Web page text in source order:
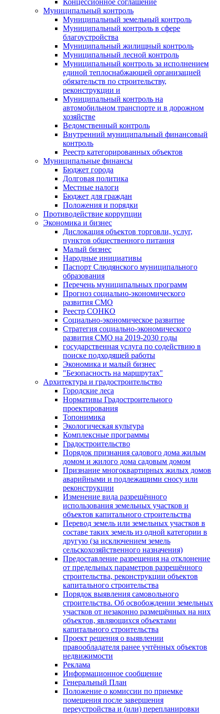
Концессионное соглашение
Муниципальный контроль
Муниципальный земельный контроль
Муниципальный контроль в сфере
благоустройства
Муниципальный жилищный контроль
Муниципальный лесной контроль
Муниципальный контроль за исполнением
единой теплоснабжающей организацией
обязательств по строительству,
реконструкции и
Муниципальный контроль на
автомобильном транспорте и в дорожном
хозяйстве
Ведомственный контроль
Внутренний муниципальный финансовый
контроль
Реестр категорированных объектов
Муниципальные финансы
Бюджет города
Долговая политика
Местные налоги
Бюджет для граждан
Положения и порядки
Противодействие коррупции
Экономика и бизнес
Дислокация объектов торговли, услуг,
пунктов общественного питания
Малый бизнес
Народные инициативы
Паспорт Слюдянского муниципального
образования
Перечень муниципальных программ
Прогноз социально-экономического
развития СМО
Реестр СОНКО
Социально-экономическое развитие
Стратегия социально-экономического
развития СМО на 2019-2030 годы
государственная услуга по содействию в
поиске подходящей работы
Экономика и малый бизнес
"Безопасность на маршрутах"
Архитектура и градостроительство
Городские леса
Нормативы Градостроительного
проектирования
Топонимика
Экологическая культура
Комплексные программы
Градостроительство
Порядок признания садового дома жилым
домом и жилого дома садовым домом
Признание многоквартирных жилых домов
аварийными и подлежащими сносу или
реконструкции
Изменение вида разрешённого
использования земельных участков и
объектов капитального строительства
Перевод земель или земельных участков в
составе таких земель из одной категории в
другую (за исключением земель
сельскохозяйственного назначения)
Предоставление разрешения на отклонение
от предельных параметров разрешённого
строительства, реконструкции объектов
капитального строительства
Порядок выявления самовольного
строительства. Об освобождении земельных
участков от незаконно размещённых на них
объектов, являющихся объектами
капитального строительства
Проект решения о выявлении
правообладателя ранее учтённых объектов
недвижимости
Реклама
Информационное сообщение
Генеральный План
Положение о комиссии по приемке
помещения после завершения
переустройства и (или) перепланировки